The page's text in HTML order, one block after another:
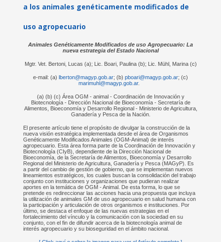
a los animales genéticamente modificados de
uso agropecuario
Animales Genéticamente Modificados de uso Agropecuario: La
nueva estrategia del Estado Nacional
Mgtr. Vet. Bertoni, Lucas (a); Lic. Boari, Paulina (b); Lic. Mühl, Marina (c)
e-mail: (a) lberton@magyp.gob.ar; (b) pboari@magyp.gob.ar; (c)
marimuhl@magyp.gob.ar.
(a) (b) (c) Área OGM - animal - Coordinación de Innovación y
Biotecnología - Dirección Nacional de Bioeconomía - Secretaría de
Alimentos, Bioeconomía y Desarrollo Regional - Ministerio de Agricultura,
Ganadería y Pesca de la Nación.
El presente artículo tiene el propósito de divulgar la construcción de la
nueva visión estratégica implementada desde el área de Organismos
Genéticamente Modificados Animales (OGM-Animal) de interés
agropecuario. Esta área forma parte de la Coordinación de Innovación y
Biotecnología (CIyB), dependiente de la Dirección Nacional de
Bioeconomía, de la Secretaría de Alimentos, Bioeconomía y Desarrollo
Regional del Ministerio de Agricultura, Ganadería y Pesca (MAGyP). Es
a partir del cambio de gestión de gobierno, que se implementan nuevos
lineamientos estratégicos, los cuales buscan la consolidación del trabajo
conjunto con instituciones y organizaciones que pudieran realizar
aportes en la temática de OGM - Animal. De esta forma, lo que se
pretende es redireccionar las acciones hacia una propuesta que incluya
la utilización de animales GM de uso agropecuario en salud humana con
la participación y articulación de otros organismos e instituciones. Por
último, se destaca el enfoque de las nuevas estrategias en el
fortalecimiento del vínculo y la comunicación con la sociedad en su
conjunto, con el fin de difundir acerca de la biotecnología animal de
interés agropecuario y su bioseguridad en el ámbito nacional.